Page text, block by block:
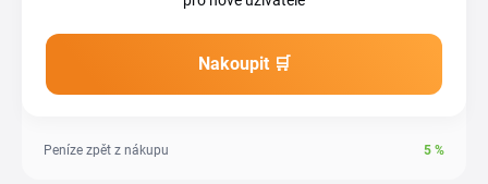
Nakoupit 🛒
Peníze zpět z nákupu 5 %